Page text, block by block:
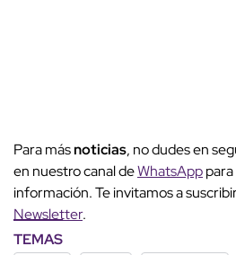
Para másnoticias, no dudes en
en nuestro canal deWhatsApp
información. Te invitamos a
Newsletter.
TEMAS